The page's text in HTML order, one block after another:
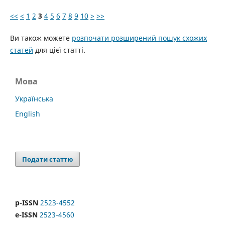
<< < 1 2 3 4 5 6 7 8 9 10 > >>
Ви також можете розпочати розширений пошук схожих
статей для цієї статті.
Мова
Українська
English
Подати статтю
p-ISSN 2523-4552
e-ISSN 2523-4560